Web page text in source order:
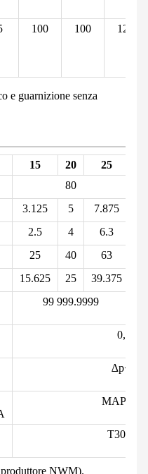
100 100 122
e guarnizione senza
15 20 25
80
3.125 5 7.875
2.5 4 6.3
25 40 63
15.625 25 39.375
99 999.9999
0,05
∆p<63
T30/T50
NWM).